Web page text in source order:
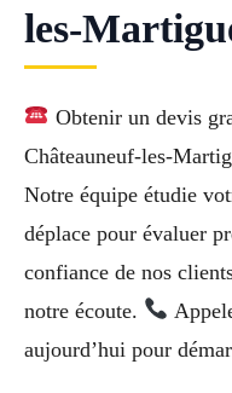
les-
Obtenir un devis
Châteauneuf-les-
Notre équipe étudie
déplace pour évaluer
confiance de nos
notre écoute.
aujourd’hui pour